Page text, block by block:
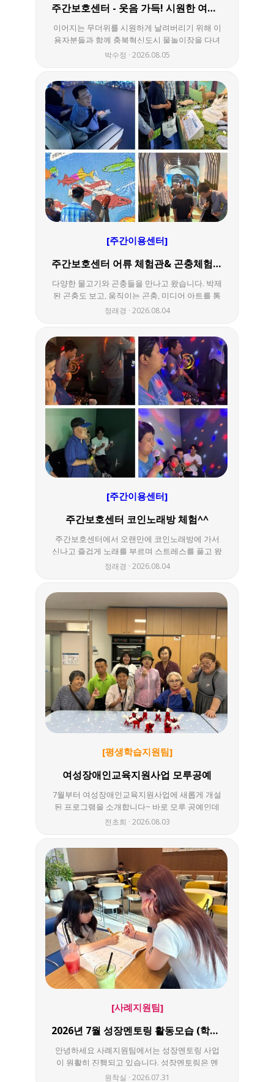
주간보호센터 - 웃음 가득! 시원한 여름 물놀이
이어지는 무더위를 시원하게 날려버리기 위해 이
용자분들과 함께 충북혁신도시 물놀이장을 다녀
하는 시간을 보냈습니다. 모두가 안전하게 물놀이
진행하였고, 물놀이 후에는 간식을 함께 나누며
오늘의 즐거웠던 순간들을 이야기하는 시간도 가
졌습니다. 이번 물놀이는 무더운 여름 속에서 시
원한 휴식과 활력을 얻었습니다. 앞으로도 주간보
호센터는 이용자분들이 계절을 느끼고 다양한 지
역사회 활동을 경험하며 행복한 추억을 만들어갈
수 있도록 안전하고 즐거운 프로그램을 이어가겠
습니다. 즐거움과 웃음이 가득했던 물놀이 현장
을 사진으로 함께 만나보세요!
박수정 2026.08.05
[주간이용센터]
주간보호센터 어류 체험관& 곤충체험관 다녀왔어요^^
다양한 물고기와 곤충들을 만나고 왔습니다. 박제
된 곤충도 보고, 움직이는 곤충, 미디어 아트를 통
해서 물고기도 만나보는 즐거운 시간이었답니다
정래경 2026.08.04
[주간이용센터]
주간보호센터 코인노래방 체험^^
주간보호센터에서 오랜만에 코인노래방에 가서
신나고 즐겁게 노래를 부르며 스트레스를 풀고 왔
답니다^^
정래경 2026.08.04
[평생학습지원팀]
여성장애인교육지원사업 모루공예
7월부터 여성장애인교육지원사업에 새롭게 개설
된 프로그램을 소개합니다~ 바로 모루 공예인데
요~ 모루를 이용해 예쁜 작품, 실용성 있는 물품
하고 싶은 이용자 분들께서는 평생학습지원팀으
로 방문 부탁 드립니다 ㅎㅎ
전초희 2026.08.03
[사례지원팀]
2026년 7월 성장멘토링 활동모습 (학습지원, 건강관리)
안녕하세요 사례지원팀에서는 성장멘토링 사업
이 원활히 진행되고 있습니다. 성장멘토링은 멘
티-멘토 1:1로 일상생활 및 학교생활 관리, 문화체
원착실 2026.07.31